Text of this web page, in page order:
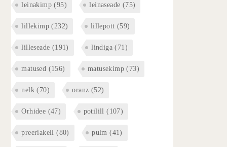
leinakimp (95) leinaseade (75)
lillekimp (232) lillepott (59)
lilleseade (191) lindiga (71)
matused (156) matusekimp (73)
nelk (70) oranz (52)
Orhidee (47) potilill (107)
preeriakell (80) pulm (41)